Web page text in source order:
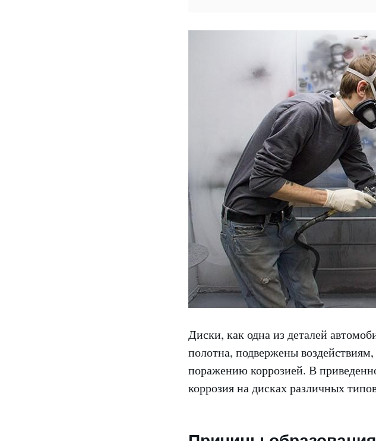
Диски, как одна из деталей
полотна, подвержены
поражению коррозией. В
коррозия на дисках различных